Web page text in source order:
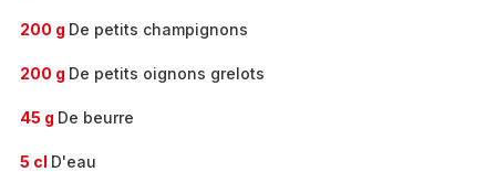
200 g De petits champignons
200 g De petits oignons grelots
45 g De beurre
5 cl D'eau